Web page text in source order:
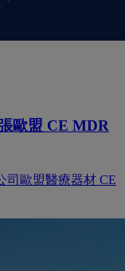
歐盟 CE MDR
司歐盟醫療器材 CE